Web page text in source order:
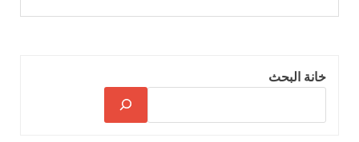
خانة البحث